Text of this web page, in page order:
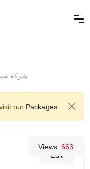
شركة صيانة
our Packages.
Edit
Views: 663